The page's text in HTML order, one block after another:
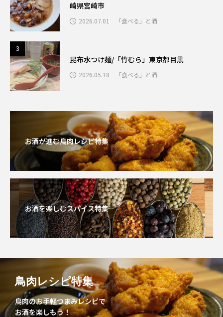
崎県宮崎市
2026.07.01 「食べる」と酒
3
昆布水つけ麺/「竹むら」東京都目黒
2026.05.18 「食べる」と酒
お酒が進む鳥肉レシピ特集
お酒を楽しむスパイス特集
鳥肉レシピ特集
鳥肉のお手軽つまみレシピで
お酒を楽しもう！